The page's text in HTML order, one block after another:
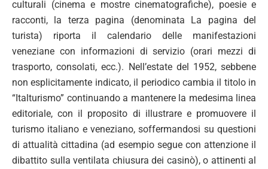
culturali (cinema e mostre cinematografiche), poesie e
racconti, la terza pagina (denominata La pagina del
turista) riporta il calendario delle manifestazioni
veneziane con informazioni di servizio (orari mezzi di
trasporto, consolati, ecc.). Nell’estate del 1952, sebbene
non esplicitamente indicato, il periodico cambia il titolo in
“Italturismo” continuando a mantenere la medesima linea
editoriale, con il proposito di illustrare e promuovere il
turismo italiano e veneziano, soffermandosi su questioni
di attualità cittadina (ad esempio segue con attenzione il
dibattito sulla ventilata chiusura dei casinò), o attinenti al